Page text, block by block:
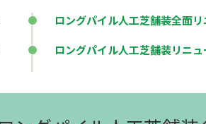
ロングパイル人工芝舗装全面
ロングパイル人工芝舗装リニ